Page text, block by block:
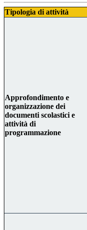
Tipologia di attività
Approfondimento e
organizzazione dei
documenti scolastici e
attività di
programmazione